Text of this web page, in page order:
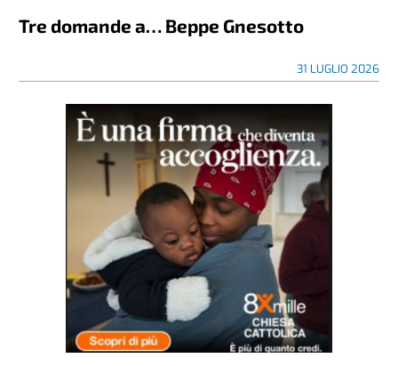
Tre domande a… Beppe Gnesotto
31 LUGLIO 2026